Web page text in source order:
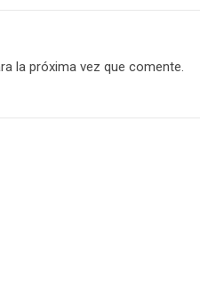
la próxima vez que comente.